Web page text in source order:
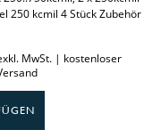
250 kcmil 4 Stück Zubehör
MwSt. | kostenloser